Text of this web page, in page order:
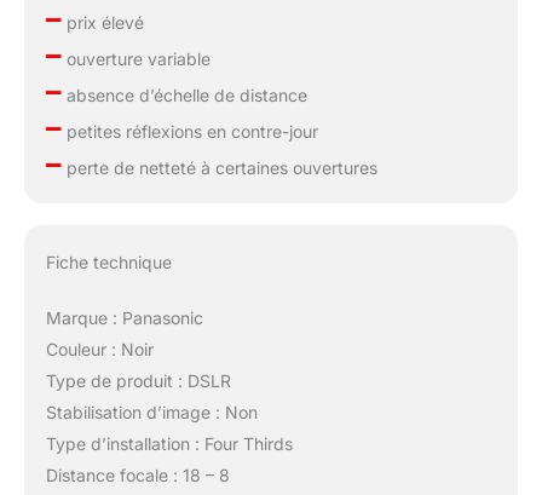
–prix élevé
–ouverture variable
–absence d’échelle de distance
–petites réflexions en contre-jour
–perte de netteté à certaines ouvertures
Fiche technique
Marque : Panasonic
Couleur : Noir
Type de produit : DSLR
Stabilisation d’image : Non
Type d’installation : Four Thirds
Distance focale : 18 – 8